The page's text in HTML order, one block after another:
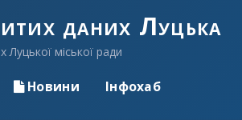
даних Луцька
Луцької міської ради
Новини Інфохаб